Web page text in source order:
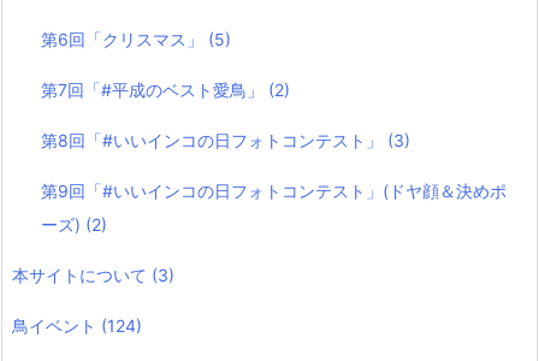
第6回「クリスマス」 (5)
第7回「#平成のベスト愛鳥」 (2)
第8回「#いいインコの日フォトコンテスト」 (3)
第9回「#いいインコの日フォトコンテスト」(ドヤ顔＆決めポ
ーズ) (2)
本サイトについて (3)
鳥イベント (124)